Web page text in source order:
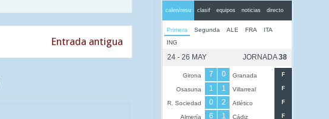
Entrada antigua